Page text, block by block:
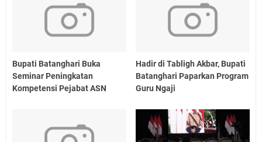
Bupati Batanghari Buka
Seminar Peningkatan
Kompetensi Pejabat ASN
Hadir di Tabligh Akbar, Bupati
Batanghari Paparkan Program
Guru Ngaji